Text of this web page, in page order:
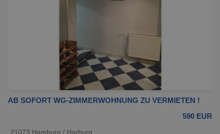
AB SOFORT WG-ZIMMERWOHNUNG ZU VERMIETEN !
590 EUR
21073 Hamburg / Harburg